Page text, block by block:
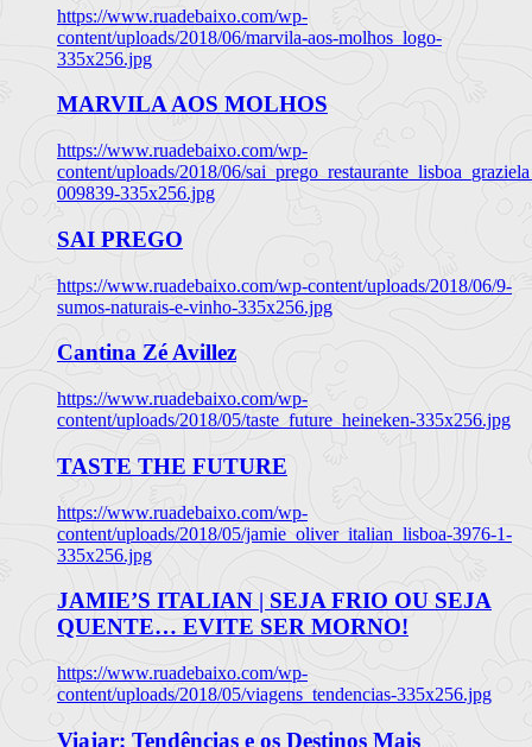
https://www.ruadebaixo.com/wp-
content/uploads/2018/06/marvila-aos-molhos_logo-
335x256.jpg
MARVILA AOS MOLHOS
https://www.ruadebaixo.com/wp-
content/uploads/2018/06/
009839-335x256.jpg
SAI PREGO
https://www.ruadebaixo.com/wp-content/uploads/2018/06/9-
sumos-naturais-e-vinho-335x256.jpg
Cantina Zé Avillez
https://www.ruadebaixo.com/wp-
content/uploads/2018/05/taste_future_heineken-335x256.jpg
TASTE THE FUTURE
https://www.ruadebaixo.com/wp-
content/uploads/2018/05/jamie_oliver_italian_lisboa-3976-1-
335x256.jpg
JAMIE’S ITALIAN | SEJA FRIO OU SEJA
QUENTE… EVITE SER MORNO!
https://www.ruadebaixo.com/wp-
content/uploads/2018/05/viagens_tendencias-335x256.jpg
Viajar: Tendências e os Destinos Mais